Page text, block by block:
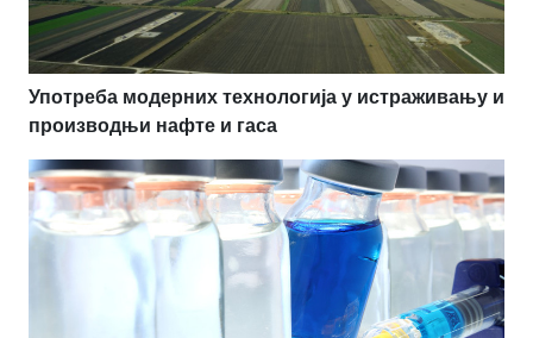
Употреба модерних технологија у истраживању и
производњи нафте и гаса